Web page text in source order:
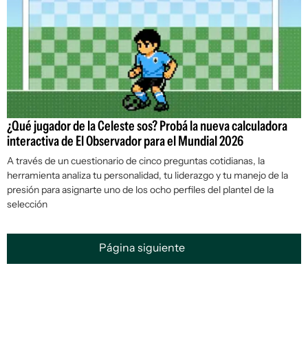
¿Qué jugador de la Celeste sos? Probá la nueva calculadora
interactiva de El Observador para el Mundial 2026
A través de un cuestionario de cinco preguntas cotidianas, la
herramienta analiza tu personalidad, tu liderazgo y tu manejo de la
presión para asignarte uno de los ocho perfiles del plantel de la
selección
Página siguiente